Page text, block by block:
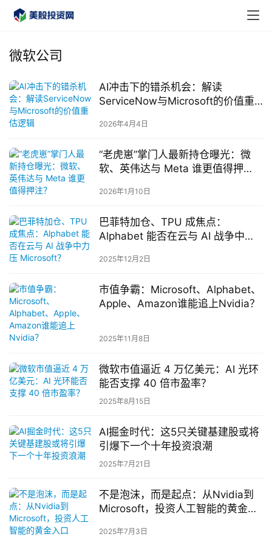
首
页
美
股
A
P
下
载
美
开
户
美
资
资
讯
微软公司
AI冲击下的错杀机会：解读
ServiceNow与Microsoft的价值重
2026年4月4日
“老虎崽”掌门人最新持仓曝光：微
软、英伟达与 Meta 谁更值得押
2026年1月10日
巴菲特加仓、TPU 成焦点：
Alphabet 能否在云与 AI 战争中力
2025年12月2日
市值争霸：Microsoft、Alphabet、
Apple、Amazon谁能追上Nvidia？
2025年11月8日
微软市值逼近 4 万亿美元：AI 光环
能否支撑 40 倍市盈率？
2025年8月15日
AI掘金时代：这5只关键基建股或将
引爆下一个十年投资浪潮
2025年7月21日
不是泡沫，而是起点：从Nvidia到
Microsoft，投资人工智能的黄金入
2025年7月3日